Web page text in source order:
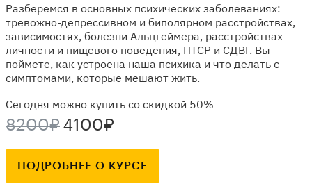
Разберемся в основных психических заболеваниях:
тревожно-депрессивном и биполярном расстройствах,
зависимостях, болезни Альцгеймера, расстройствах
личности и пищевого поведения, ПТСР и СДВГ. Вы
поймете, как устроена наша психика и что делать с
симптомами, которые мешают жить.
Сегодня можно купить со скидкой 50%
8200₽ 4100₽
ПОДРОБНЕЕ О КУРСЕ